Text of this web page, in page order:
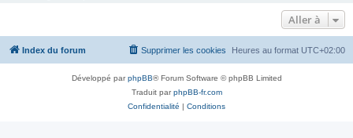
Aller à
Index du forum Heures au format UTC+02:00
Supprimer les cookies
Développé parphpBB® Forum Software © phpBB Limited
Traduit parphpBB-fr.com
Confidentialité | Conditions